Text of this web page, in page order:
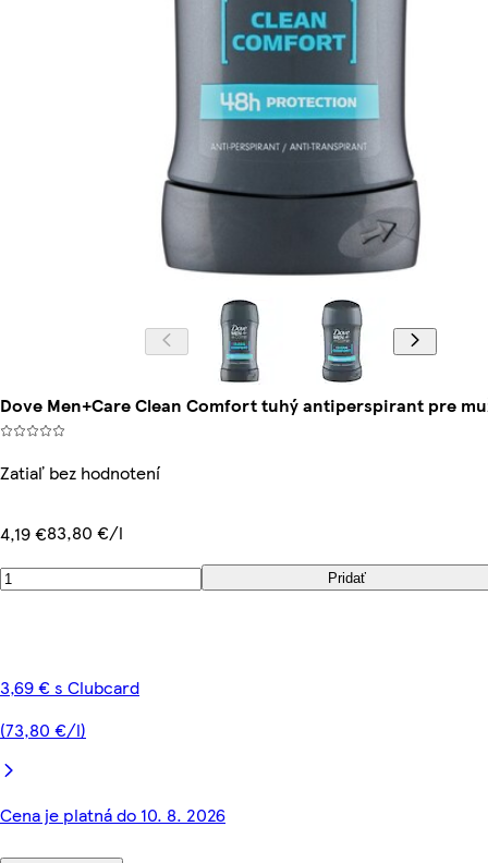
Dove Men+Care Clean Comfort tuhý antiperspirant pre
Zatiaľ bez hodnotení
4,19 €83,80 €/l
Pridať
3,69 € s Clubcard
(73,80 €/l)
Cena je platná do 10. 8. 2026